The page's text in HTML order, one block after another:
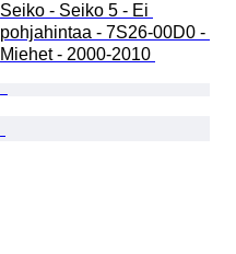
Seiko - Seiko 5 - Ei
pohjahintaa - 7S26-00D0 -
Miehet - 2000-2010